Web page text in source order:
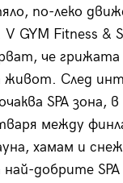
по-леко
GYM Fitness &
че грижата
живот. След
SPA зона,
между
хамам и
добрите